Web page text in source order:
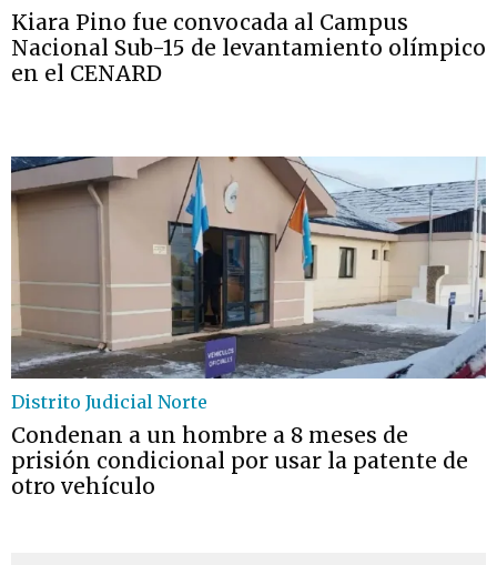
Kiara Pino fue convocada al Campus
Nacional Sub-15 de levantamiento olímpico
en el CENARD
Distrito Judicial Norte
Condenan a un hombre a 8 meses de
prisión condicional por usar la patente de
otro vehículo